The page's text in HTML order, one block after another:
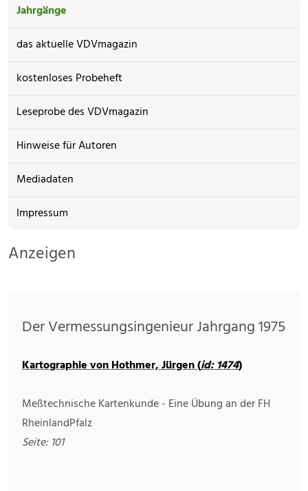
Jahrgänge
das aktuelle VDVmagazin
kostenloses Probeheft
Leseprobe des VDVmagazin
Hinweise für Autoren
Mediadaten
Impressum
Anzeigen
Der Vermessungsingenieur Jahrgang 1975
Kartographie von Hothmer, Jürgen (id: 1474)
Meßtechnische Kartenkunde - Eine Übung an der FH
RheinlandPfalz
Seite: 101